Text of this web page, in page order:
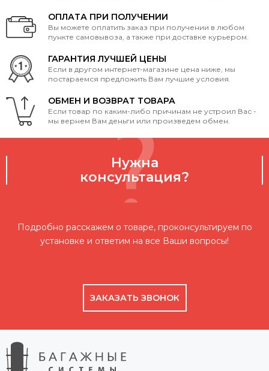
ОПЛАТА ПРИ ПОЛУЧЕНИИ
Вы можете оплатить заказ при получении в любом
пункте самовывоза, а также при доставке курьером.
ГАРАНТИЯ ЛУЧШЕЙ ЦЕНЫ
Если в другом интернет-магазине цена ниже, мы
постараемся предложить Вам лучшие условия.
ОБМЕН И ВОЗВРАТ ТОВАРА
Если товар по каким-либо причинам не устроил Вас -
мы вернем Вам деньги или произведем обмен.
Нужна
консультация?
Подробно расскажем о товаре, проконсультируем по
установке и ответим на все Ваши вопросы!
ЗАКАЗАТЬ ЗВОНОК